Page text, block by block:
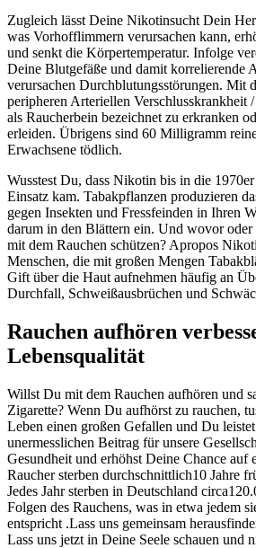
Zugleich lässt Deine Nikotinsucht Dein
was Vorhofflimmern verursachen kann,
und senkt die Körpertemperatur. Infolge
Deine Blutgefäße und damit korrelierende
verursachen Durchblutungsstörungen. Mit
peripheren Arteriellen Verschlusskrankheit
als Raucherbein bezeichnet zu erkranken
erleiden. Übrigens sind 60 Milligramm
Erwachsene tödlich.
Wusstest Du, dass Nikotin bis in die
Einsatz kam. Tabakpflanzen produzieren
gegen Insekten und Fressfeinden in Ihren
darum in den Blättern ein. Und wovor
mit dem Rauchen schützen? Apropos
Menschen, die mit großen Mengen
Gift über die Haut aufnehmen häufig an
Durchfall, Schweißausbrüchen und
Rauchen aufhören
Lebensqualität
Willst Du mit dem Rauchen aufhören und
Zigarette? Wenn Du aufhörst zu rauchen,
Leben einen großen Gefallen und Du
unermesslichen Beitrag für unsere
Gesundheit und erhöhst Deine Chance auf
Raucher sterben durchschnittlich10 Jahre
Jedes Jahr sterben in Deutschland
Folgen des Rauchens, was in etwa jedem
entspricht .Lass uns gemeinsam
Lass uns jetzt in Deine Seele schauen und